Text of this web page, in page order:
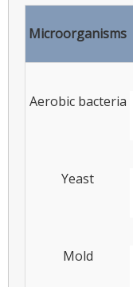
Microorganisms
Aerobic bacteria
Yeast
Mold